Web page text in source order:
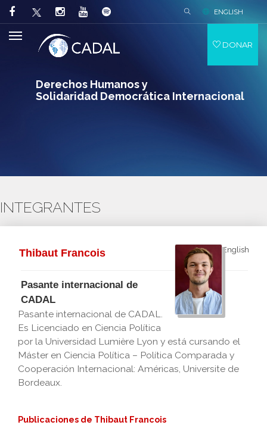
Derechos Humanos y
Solidaridad Democrática Internacional
ENGLISH
DONAR
INTEGRANTES
English
Thibaut Francois
Pasante internacional de
CADAL
Pasante internacional de CADAL.
Es Licenciado en Ciencia Política
por la Universidad Lumière Lyon y está cursando el
Máster en Ciencia Política – Política Comparada y
Cooperación Internacional: Américas, Universite de
Bordeaux.
Publicaciones de Thibaut Francois